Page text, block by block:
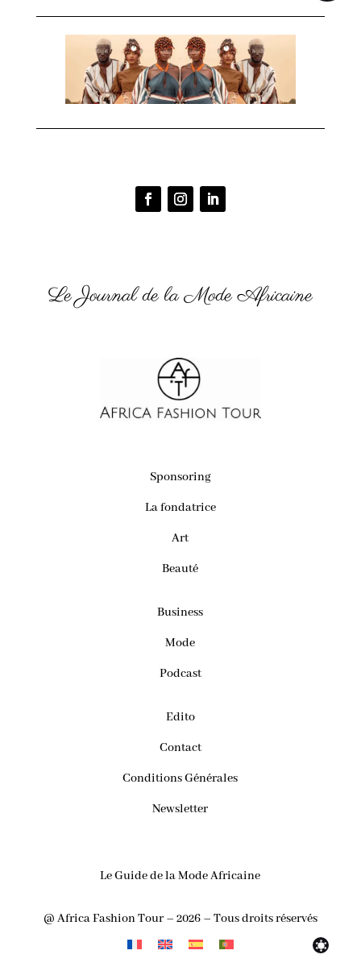
Le Journal de la Mode Africaine
Sponsoring
La fondatrice
Art
Beauté
Business
Mode
Podcast
Edito
Contact
Conditions Générales
Newsletter
Le Guide de la Mode Africaine
@ Africa Fashion Tour – 2026 – Tous droits réservés